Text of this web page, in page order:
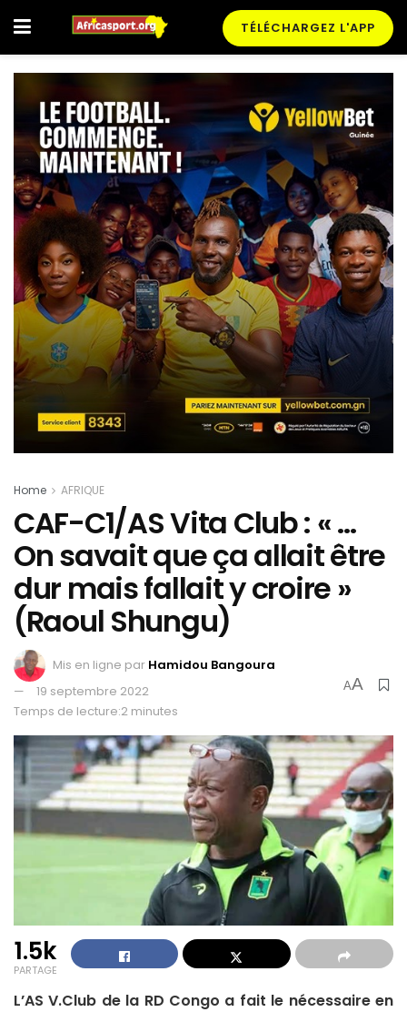
TÉLÉCHARGEZ L'APP
Home AFRIQUE
CAF-C1/AS Vita Club : « …
On savait que ça allait être
dur mais fallait y croire »
(Raoul Shungu)
Mis en ligne par Hamidou Bangoura
19 septembre 2022
Temps de lecture:2 minutes
AA
1.5k
PARTAGE
L’AS V.Club de la RD Congo a fait le nécessaire en